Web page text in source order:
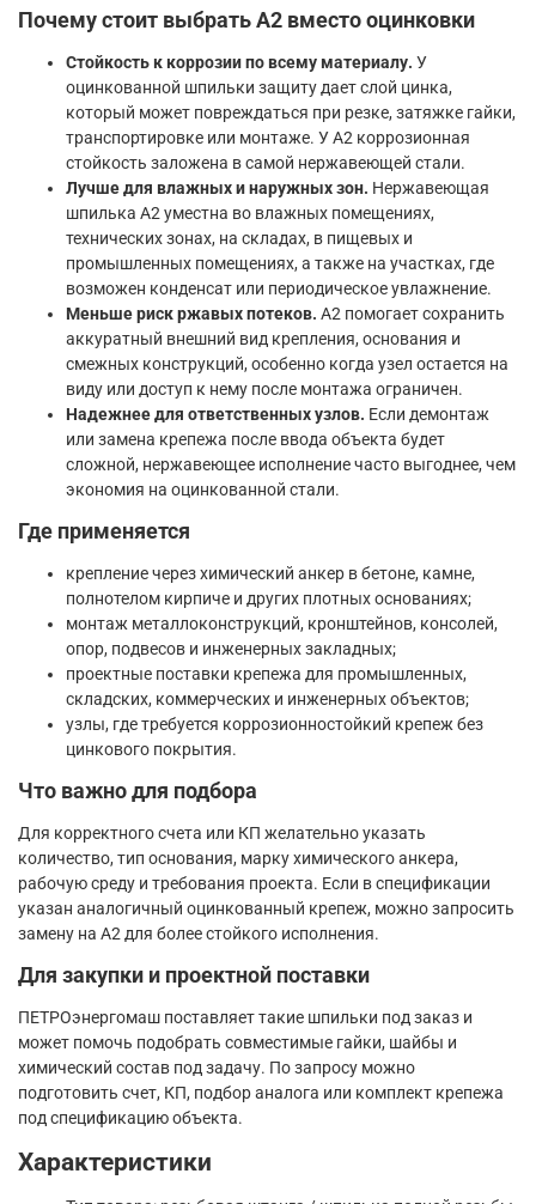
Почему стоит выбрать A2 вместо оцинковки
Стойкость к коррозии по всему материалу. У
оцинкованной шпильки защиту дает слой цинка,
который может повреждаться при резке, затяжке гайки,
транспортировке или монтаже. У A2 коррозионная
стойкость заложена в самой нержавеющей стали.
Лучше для влажных и наружных зон. Нержавеющая
шпилька A2 уместна во влажных помещениях,
технических зонах, на складах, в пищевых и
промышленных помещениях, а также на участках, где
возможен конденсат или периодическое увлажнение.
Меньше риск ржавых потеков. A2 помогает сохранить
аккуратный внешний вид крепления, основания и
смежных конструкций, особенно когда узел остается на
виду или доступ к нему после монтажа ограничен.
Надежнее для ответственных узлов. Если демонтаж
или замена крепежа после ввода объекта будет
сложной, нержавеющее исполнение часто выгоднее, чем
экономия на оцинкованной стали.
Где применяется
крепление через химический анкер в бетоне, камне,
полнотелом кирпиче и других плотных основаниях;
монтаж металлоконструкций, кронштейнов, консолей,
опор, подвесов и инженерных закладных;
проектные поставки крепежа для промышленных,
складских, коммерческих и инженерных объектов;
узлы, где требуется коррозионностойкий крепеж без
цинкового покрытия.
Что важно для подбора
Для корректного счета или КП желательно указать
количество, тип основания, марку химического анкера,
рабочую среду и требования проекта. Если в спецификации
указан аналогичный оцинкованный крепеж, можно запросить
замену на A2 для более стойкого исполнения.
Для закупки и проектной поставки
ПЕТРОэнергомаш поставляет такие шпильки под заказ и
может помочь подобрать совместимые гайки, шайбы и
химический состав под задачу. По запросу можно
подготовить счет, КП, подбор аналога или комплект крепежа
под спецификацию объекта.
Характеристики